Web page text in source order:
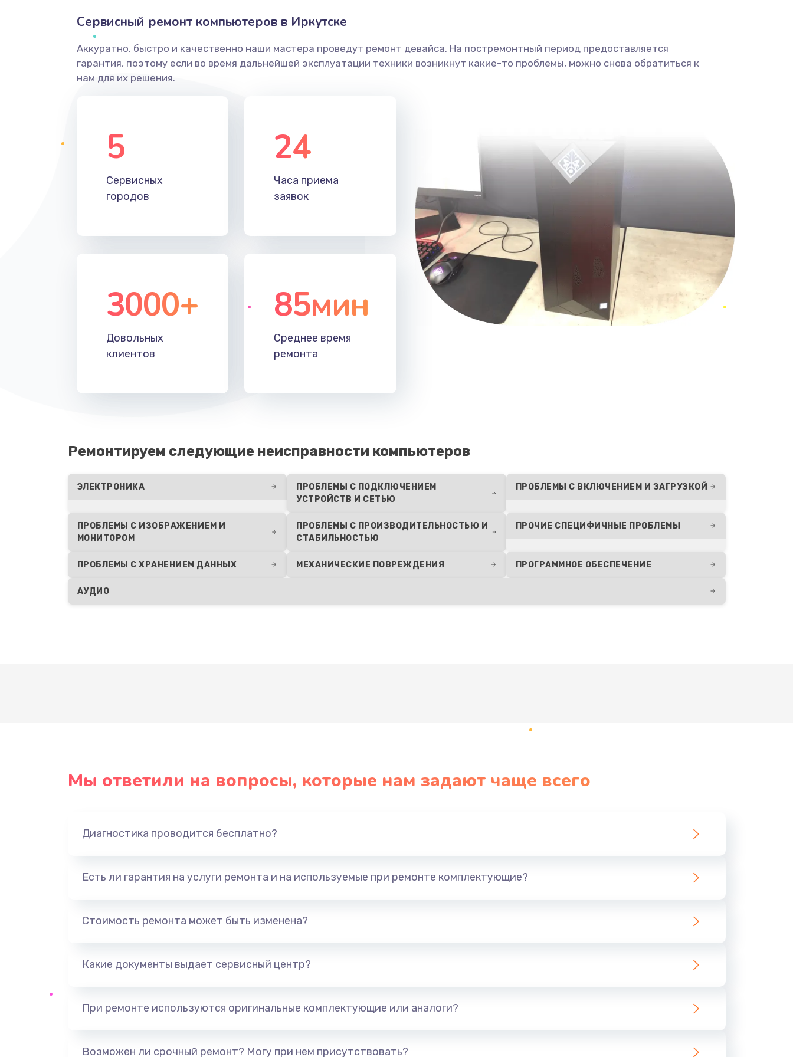
Сервисный ремонт компьютеров в Иркутске
Аккуратно, быстро и качественно наши мастера проведут ремонт девайса. На постремонтный период предоставляется
гарантия, поэтому если во время дальнейшей эксплуатации техники возникнут какие-то проблемы, можно снова обратиться к
нам для их решения.
5
Сервисных
городов
24
Часа приема
заявок
3000+
Довольных
клиентов
85мин
Среднее время
ремонта
Ремонтируем следующие неисправности компьютеров
ЭЛЕКТРОНИКА
ПРОБЛЕМЫ С ПОДКЛЮЧЕНИЕМ
УСТРОЙСТВ И СЕТЬЮ
ПРОБЛЕМЫ С ВКЛЮЧЕНИЕМ И ЗАГРУЗКОЙ
ПРОБЛЕМЫ С ИЗОБРАЖЕНИЕМ И
МОНИТОРОМ
ПРОБЛЕМЫ С ПРОИЗВОДИТЕЛЬНОСТЬЮ И
СТАБИЛЬНОСТЬЮ
ПРОЧИЕ СПЕЦИФИЧНЫЕ ПРОБЛЕМЫ
ПРОБЛЕМЫ С ХРАНЕНИЕМ ДАННЫХ МЕХАНИЧЕСКИЕ ПОВРЕЖДЕНИЯ ПРОГРАММНОЕ ОБЕСПЕЧЕНИЕ
АУДИО
Мы ответили на вопросы, которые нам задают чаще всего
Диагностика проводится бесплатно?
Есть ли гарантия на услуги ремонта и на используемые при ремонте комплектующие?
Стоимость ремонта может быть изменена?
Какие документы выдает сервисный центр?
При ремонте используются оригинальные комплектующие или аналоги?
Возможен ли срочный ремонт? Могу при нем присутствовать?